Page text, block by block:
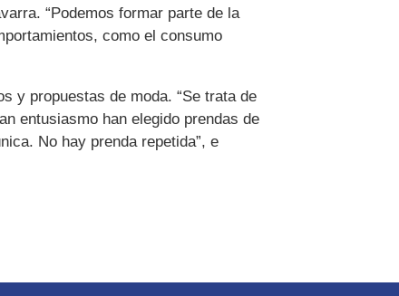
“Podemos formar parte de la
como el consumo
y propuestas de moda. “Se trata de
entusiasmo han elegido prendas de
No hay prenda repetida”, e